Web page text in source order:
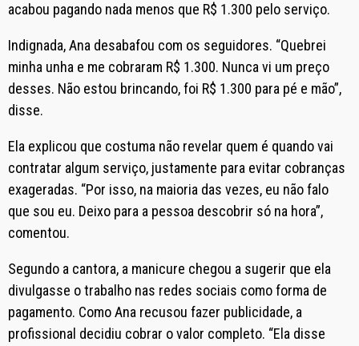
acabou pagando nada menos que R$ 1.300 pelo serviço.
Indignada, Ana desabafou com os seguidores. “Quebrei
minha unha e me cobraram R$ 1.300. Nunca vi um preço
desses. Não estou brincando, foi R$ 1.300 para pé e mão”,
disse.
Ela explicou que costuma não revelar quem é quando vai
contratar algum serviço, justamente para evitar cobranças
exageradas. “Por isso, na maioria das vezes, eu não falo
que sou eu. Deixo para a pessoa descobrir só na hora”,
comentou.
Segundo a cantora, a manicure chegou a sugerir que ela
divulgasse o trabalho nas redes sociais como forma de
pagamento. Como Ana recusou fazer publicidade, a
profissional decidiu cobrar o valor completo. “Ela disse